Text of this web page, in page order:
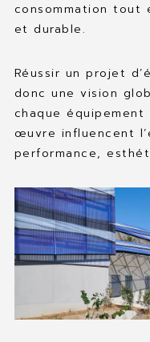
consommation tout
et durable.
Réussir un projet
donc une vision
chaque
œuvre influencent
performance,